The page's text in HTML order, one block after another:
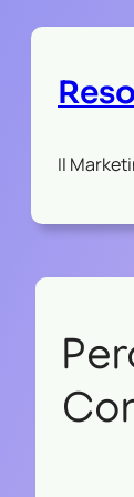
Il